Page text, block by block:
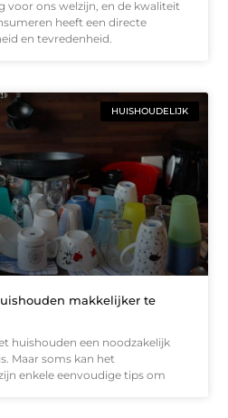
voor ons welzijn, en de kwaliteit
heeft een directe
en tevredenheid.
HUISHOUDELIJK
makkelijker te
huishouden een noodzakelijk
Maar soms kan het
enkele eenvoudige tips om